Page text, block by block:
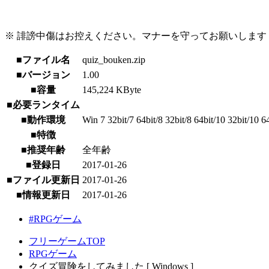
※ 誹謗中傷はお控えください。マナーを守ってお願いします
■ファイル名
quiz_bouken.zip
■バージョン
1.00
■容量
145,224 KByte
■必要ランタイム
■動作環境
Win 7 32bit/7 64bit/8 32bit/8 64bit/10 32bit/10
■特徴
■推奨年齢
全年齢
■登録日
2017-01-26
■ファイル更新日 2017-01-26
■情報更新日
2017-01-26
#RPGゲーム
フリーゲームTOP
RPGゲーム
クイズ冒険をしてみました [ Windows ]